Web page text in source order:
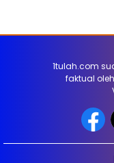
1tulah.com
faktual